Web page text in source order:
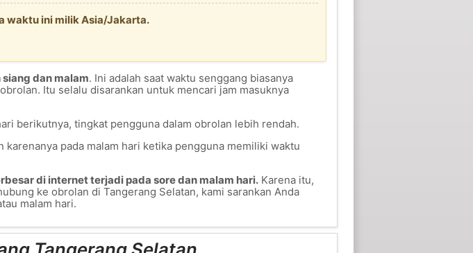
waktu ini milik Asia/Jakarta.
dan malam. Ini adalah saat waktu senggang biasanya
Itu selalu disarankan untuk mencari jam masuknya
berikutnya, tingkat pengguna dalam obrolan lebih rendah.
pada malam hari ketika pengguna memiliki waktu
di internet terjadi pada sore dan malam hari.Karena itu,
ke obrolan di Tangerang Selatan, kami sarankan Anda
malam hari.